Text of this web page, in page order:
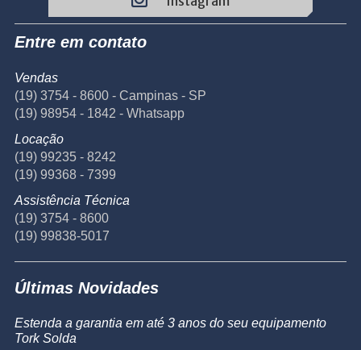
Entre em contato
Vendas
(19) 3754 - 8600 - Campinas - SP
(19) 98954 - 1842 - Whatsapp
Locação
(19) 99235 - 8242
(19) 99368 - 7399
Assistência Técnica
(19) 3754 - 8600
(19) 99838-5017
Últimas Novidades
Estenda a garantia em até 3 anos do seu equipamento
Tork Solda